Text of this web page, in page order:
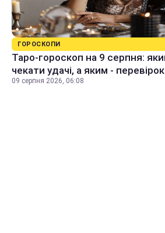
ГОРОСКОПИ
Таро-гороскоп на 9 серпня:
чекати удачі, а яким - перевірок
09 серпня 2026, 06:08